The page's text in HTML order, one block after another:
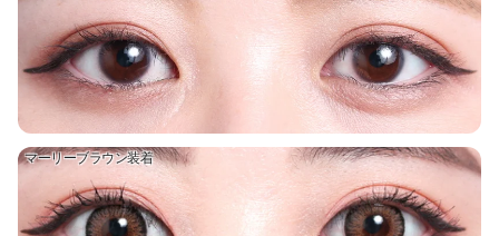
マーリーブラウン装着